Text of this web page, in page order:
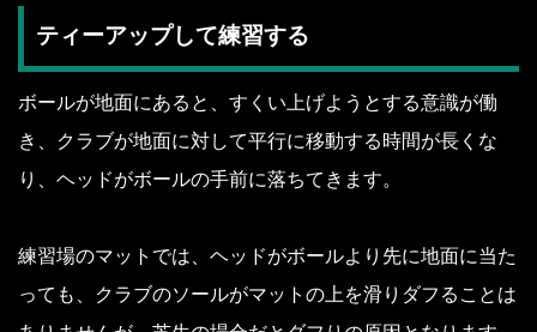
ティーアップして練習する
ボールが地面にあると、すくい上げようとする意識が働
き、クラブが地面に対して平行に移動する時間が長くな
り、ヘッドがボールの手前に落ちてきます。
練習場のマットでは、ヘッドがボールより先に地面に当た
っても、クラブのソールがマットの上を滑りダフることは